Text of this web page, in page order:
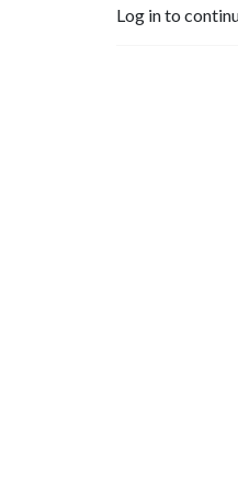
Log in to